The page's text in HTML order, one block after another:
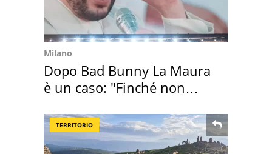
Milano
Dopo Bad Bunny La Maura
è un caso: "Finché non
TERRITORIO